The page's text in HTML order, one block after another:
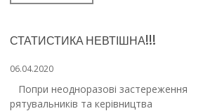
СТАТИСТИКА НЕВТІШНА!!!
06.04.2020
Попри неодноразові застереження
рятувальників та керівництва